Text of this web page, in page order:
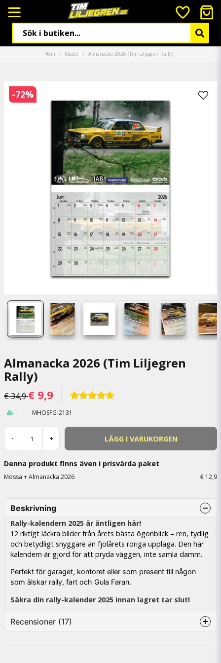
Hem Kläder Almanacka 2026 (Tim Liljegren Rally)
-72%
Almanacka 2026 (Tim Liljegren
Rally)
€ 34,9€ 9,9
MHOSFG-2131
- + LÄGG I VARUKORGEN
Denna produkt finns även i prisvärda paket
Mössa + Almanacka 2026 € 12,9
Beskrivning
Rally-kalendern 2025 är äntligen här!
12 riktigt läckra bilder från årets bästa ögonblick – ren, tydlig
och betydligt snyggare än fjolårets röriga upplaga. Den här
kalendern är gjord för att pryda väggen, inte samla damm.
Perfekt för garaget, kontoret eller som present till någon
som älskar rally, fart och Gula Faran.
Säkra din rally-kalender 2025 innan lagret tar slut!
Recensioner (17)